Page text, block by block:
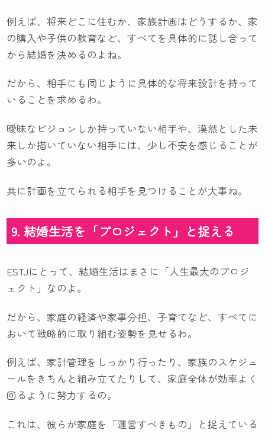
例えば、将来どこに住むか、家族計画はどうするか、家
の購入や子供の教育など、すべてを具体的に話し合って
から結婚を決めるのよね。
だから、相手にも同じように具体的な将来設計を持って
いることを求めるわ。
曖昧なビジョンしか持っていない相手や、漠然とした未
来しか描いていない相手には、少し不安を感じることが
多いのよ。
共に計画を立てられる相手を見つけることが大事ね。
9. 結婚生活を「プロジェクト」と捉える
ESTJにとって、結婚生活はまさに「人生最大のプロジ
ェクト」なのよ。
だから、家庭の経済や家事分担、子育てなど、すべてに
おいて戦略的に取り組む姿勢を見せるわ。
例えば、家計管理をしっかり行ったり、家族のスケジュ
ールをきちんと組み立てたりして、家庭全体が効率よく
回るように努力するの。
これは、彼らが家庭を「運営すべきもの」と捉えている